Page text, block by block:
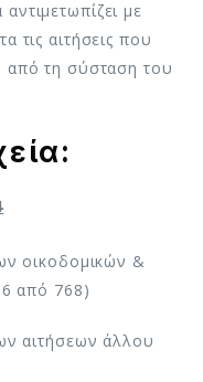
με
τις αιτήσεις που
από τη σύσταση του
οικοδομικών &
από 768)
αιτήσεων άλλου